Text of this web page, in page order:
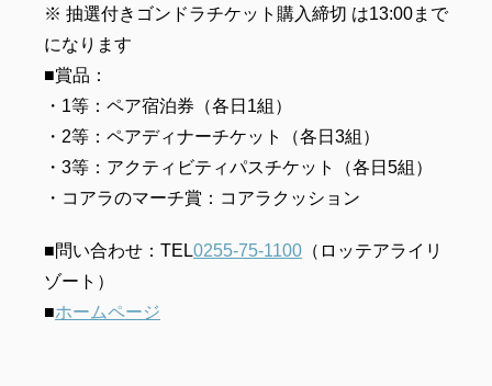
※ 抽選付きゴンドラチケット購入締切 は13:00まで
になります
■賞品：
・1等：ペア宿泊券（各日1組）
・2等：ペアディナーチケット（各日3組）
・3等：アクティビティパスチケット（各日5組）
・コアラのマーチ賞：コアラクッション
■問い合わせ：TEL0255-75-1100 （ロッテアライリ
ゾート）
■ホームページ